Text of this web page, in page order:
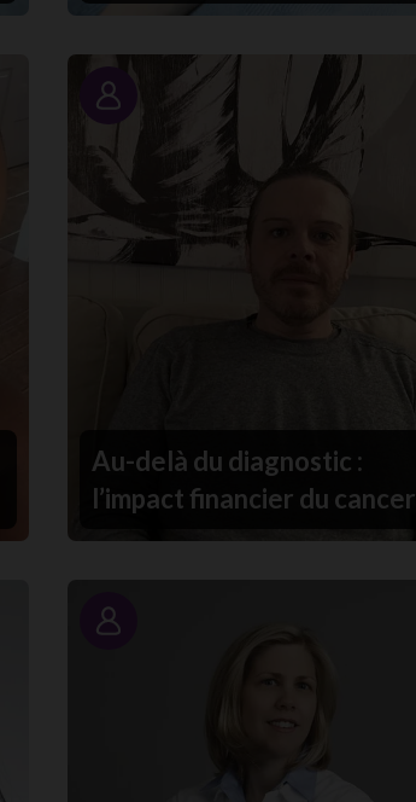
Portrait
Au-delà du diagnostic :
l’impact financier du cancer
Portrait